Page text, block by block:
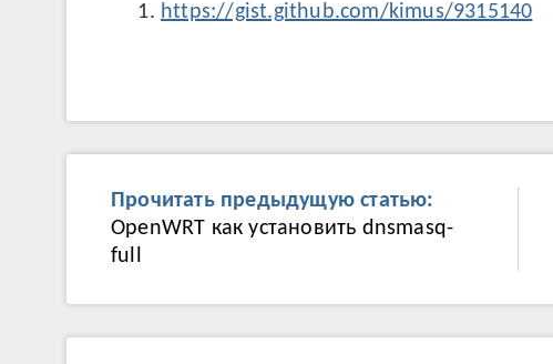
https://gist.github.com/kimus/9315140
Прочитать предыдущую статью:
OpenWRT как установить dnsmasq-
full